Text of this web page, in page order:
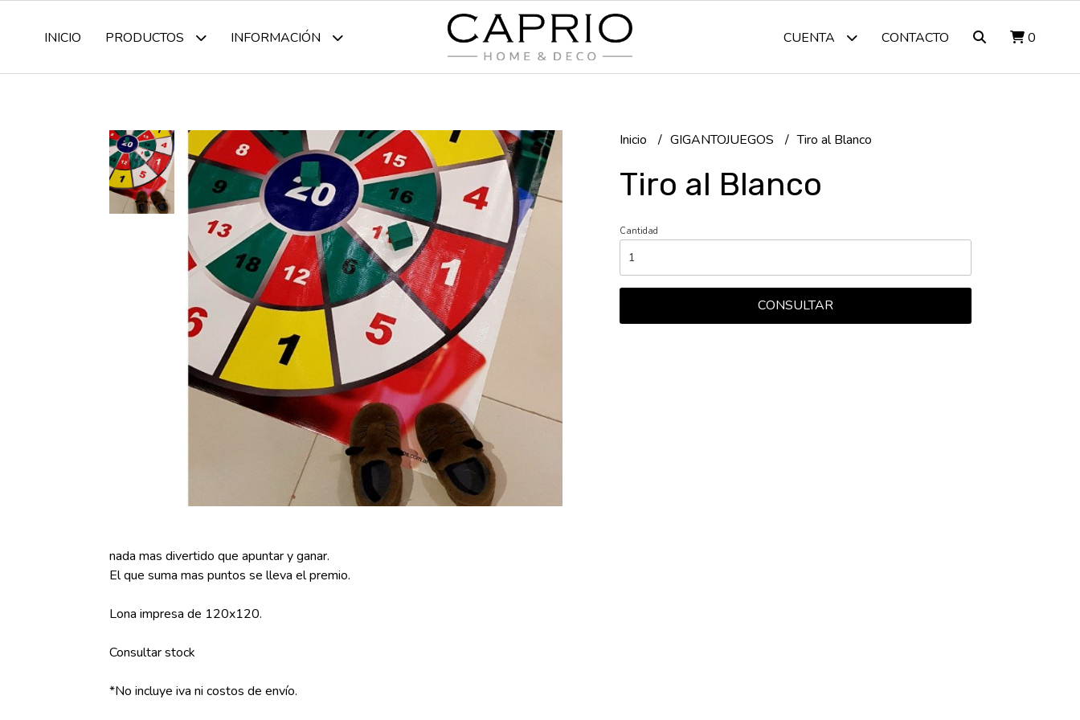
INICIO PRODUCTOS INFORMACIÓN CUENTA CONTACTO 0
nada mas divertido que apuntar y ganar.
El que suma mas puntos se lleva el premio.
Lona impresa de 120x120.
Consultar stock
*No incluye iva ni costos de envío.
Inicio GIGANTOJUEGOS Tiro al Blanco
Tiro al Blanco
Cantidad
CONSULTAR